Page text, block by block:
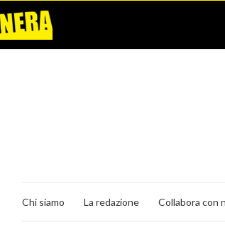
Chi siamo La redazione Collabora con